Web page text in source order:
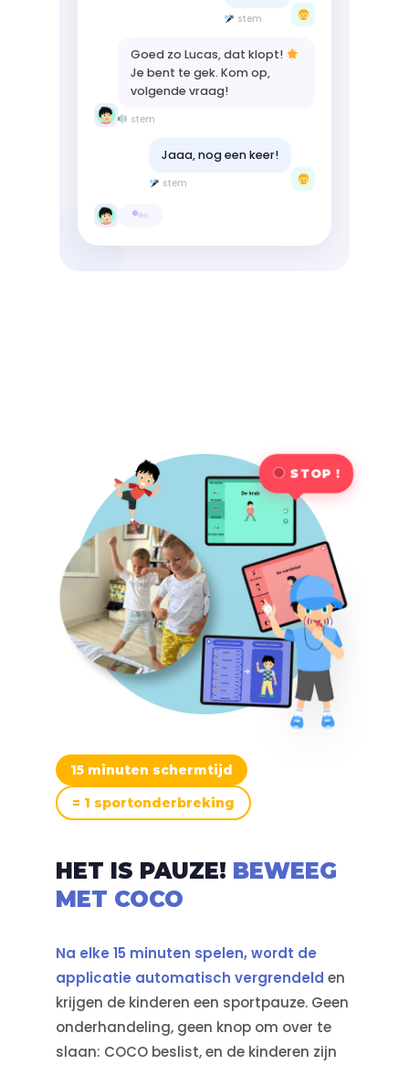
stem
Goed zo Lucas, dat klopt!
Je bent te gek. Kom op,
volgende vraag!
stem
Jaaa, nog een keer!
stem
STOP !
15 minuten schermtijd
= 1 sportonderbreking
HET IS PAUZE! BEWEEG
MET COCO
Na elke 15 minuten spelen, wordt de
applicatie automatisch vergrendeld en
krijgen de kinderen een sportpauze. Geen
onderhandeling, geen knop om over te
slaan: COCO beslist, en de kinderen zijn